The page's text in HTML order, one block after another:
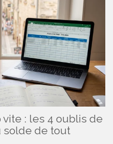
: les 4 oublis de
solde de tout